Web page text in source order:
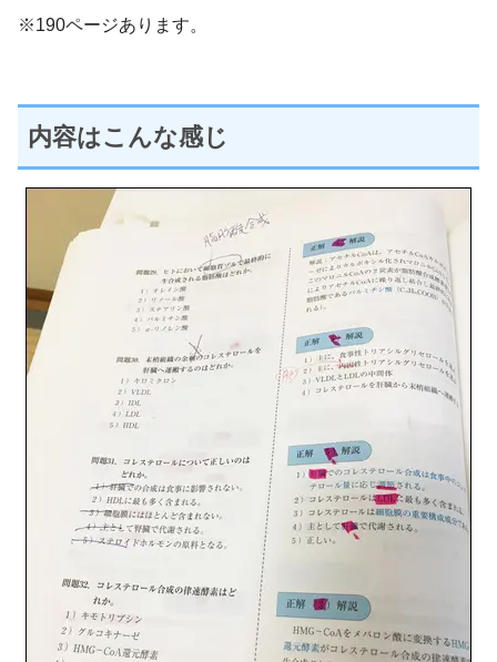
※190ページあります。
内容はこんな感じ